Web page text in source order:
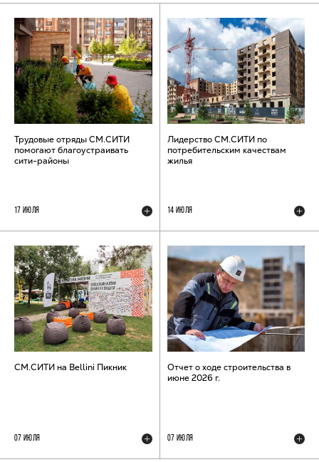
Трудовые отряды СМ.СИТИ
помогают благоустраивать
сити-районы
17 ИЮЛЯ
Лидерство СМ.СИТИ по
потребительским качествам
жилья
14 ИЮЛЯ
СМ.СИТИ на Bellini Пикник
07 ИЮЛЯ
Отчет о ходе строительства в
июне 2026 г.
07 ИЮЛЯ